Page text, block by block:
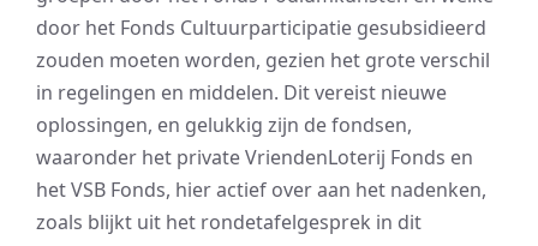
door het Fonds Cultuurparticipatie gesubsidieerd
zouden moeten worden, gezien het grote verschil
in regelingen en middelen. Dit vereist nieuwe
oplossingen, en gelukkig zijn de fondsen,
waaronder het private VriendenLoterij Fonds en
het VSB Fonds, hier actief over aan het nadenken,
zoals blijkt uit het rondetafelgesprek in dit